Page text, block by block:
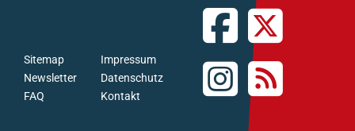
FAQ
Newsletter
Sitemap
Kontakt
Datenschutz
Impressum